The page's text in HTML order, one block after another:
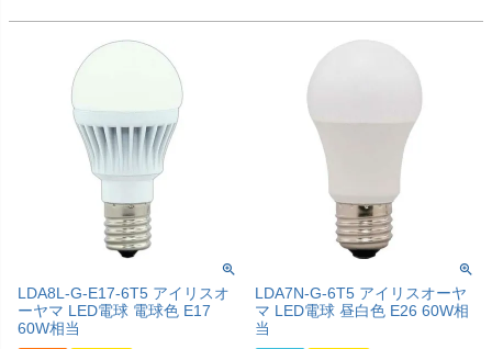
LDA8L-G-E17-6T5 アイリスオ
ーヤマ LED電球 電球色 E17
60W相当
LDA7N-G-6T5 アイリスオーヤ
マ LED電球 昼白色 E26 60W相
当